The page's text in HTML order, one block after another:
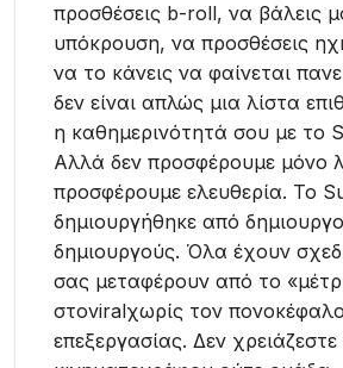
προσθέσεις b-roll, να βάλεις
υπόκρουση, να προσθέσεις
να το κάνεις να φαίνεται
δεν είναι απλώς μια λίστα
η καθημερινότητά σου με το
Αλλά δεν προσφέρουμε μόνο
προσφέρουμε ελευθερία. Το
δημιουργήθηκε από
δημιουργούς. Όλα έχουν
σας μεταφέρουν από το
στοviralχωρίς τον
επεξεργασίας. Δεν